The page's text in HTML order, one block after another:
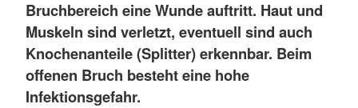
Bruchbereich eine Wunde auftritt. Haut und
Muskeln sind verletzt, eventuell sind auch
Knochenanteile (Splitter) erkennbar. Beim
offenen Bruch besteht eine hohe
Infektionsgefahr.